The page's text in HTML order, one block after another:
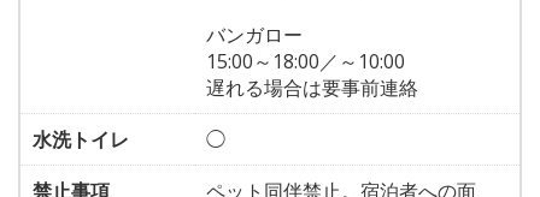
バンガロー
15:00～18:00／～10:00
遅れる場合は要事前連絡
水洗トイレ
◯
禁止事項
ペット同伴禁止。宿泊者への面